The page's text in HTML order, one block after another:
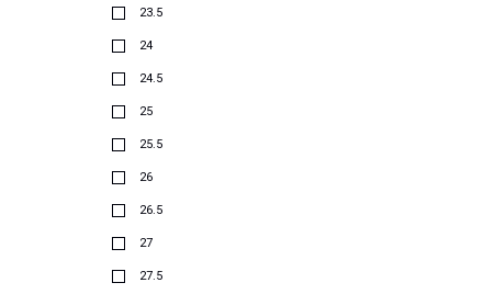
23.5
24
24.5
25
25.5
26
26.5
27
27.5